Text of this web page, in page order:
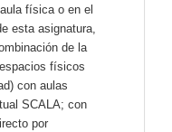
física o en el
esta asignatura,
de la
físicos
con aulas
SCALA; con
por